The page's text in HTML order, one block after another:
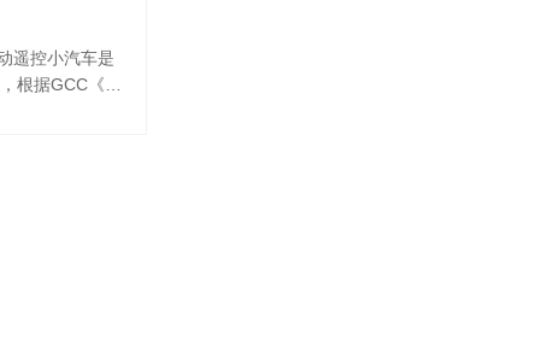
遥控小汽车是
根据GCC《儿
定，电动遥控